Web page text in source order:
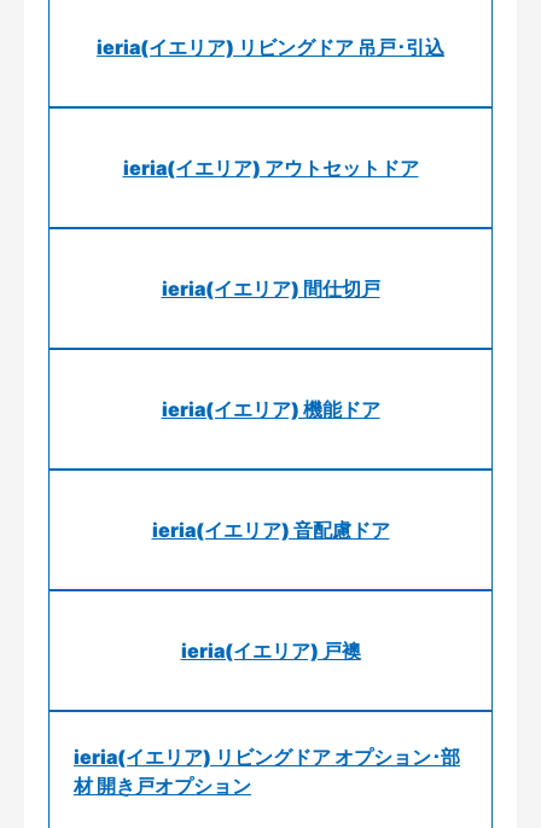
ieria(イエリア) リビングドア 吊戸･引込
ieria(イエリア) アウトセットドア
ieria(イエリア) 間仕切戸
ieria(イエリア) 機能ドア
ieria(イエリア) 音配慮ドア
ieria(イエリア) 戸襖
ieria(イエリア) リビングドア オプション･部
材 開き戸オプション